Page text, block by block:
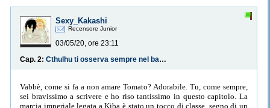
Sexy_Kakashi
Recensore Junior
03/05/20, ore 23:11
Cap. 2:
Cthulhu ti osserva sempre nel bagno, quindi vacci quando ancora dorme
Vabbè, come si fa a non amare Tomato? Adorabile. Tu, come sempre,
sei bravissimo a scrivere e ho riso tantissimo in questo capitolo. La
marcia imperiale legata a Kiba è stato un tocco di classe, segno di un